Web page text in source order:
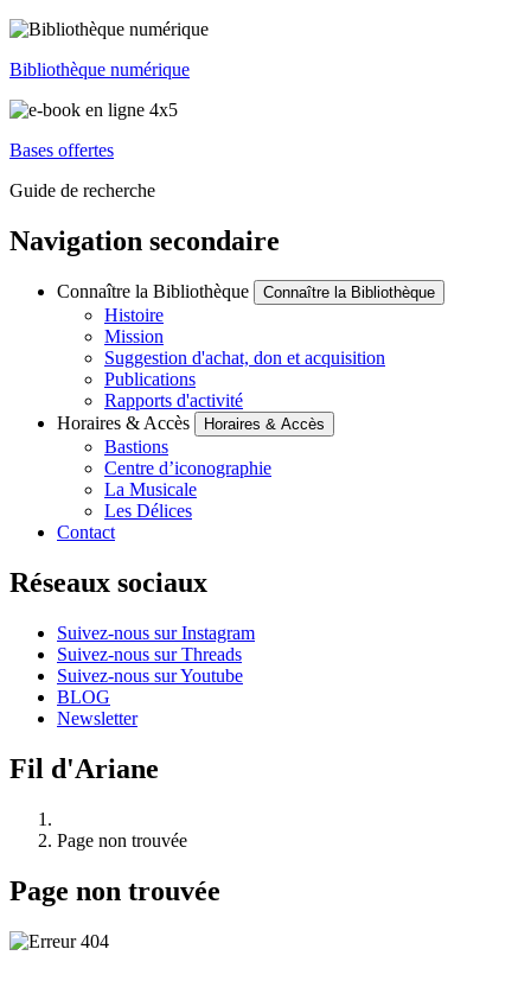
Bibliothèque numérique
Bases offertes
Guide de recherche
Navigation secondaire
Connaître la Bibliothèque Connaître la Bibliothèque
Histoire
Mission
Suggestion d'achat, don et acquisition
Publications
Rapports d'activité
Horaires & Accès
Horaires & Accès
Bastions
Centre d’iconographie
La Musicale
Les Délices
Contact
Réseaux sociaux
Suivez-nous sur Instagram
Suivez-nous sur Threads
Suivez-nous sur Youtube
BLOG
Newsletter
Fil d'Ariane
Page non trouvée
Page non trouvée